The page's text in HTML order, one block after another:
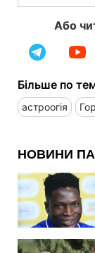
Або
Більше по
астроогія